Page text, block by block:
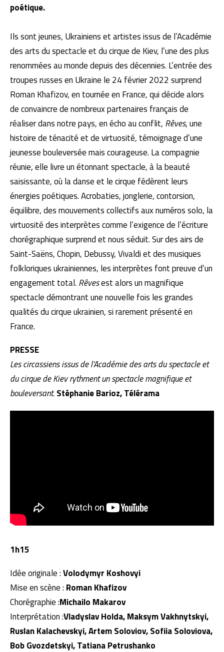
poétique.
Ils sont jeunes, Ukrainiens et artistes issus de l’Académie
des arts du spectacle et du cirque de Kiev, l’une des plus
renommées au monde depuis des décennies. L’entrée des
troupes russes en Ukraine le 24 février 2022 surprend
Roman Khafizov, en tournée en France, qui décide alors
de convaincre de nombreux partenaires français de
réaliser dans notre pays, en écho au conflit, Rêves, une
histoire de ténacité et de virtuosité, témoignage d’une
jeunesse bouleversée mais courageuse. La compagnie
réunie, elle livre un étonnant spectacle, à la beauté
saisissante, où la danse et le cirque fédèrent leurs
énergies poétiques. Acrobaties, jonglerie, contorsion,
équilibre, des mouvements collectifs aux numéros solo, la
virtuosité des interprètes comme l’exigence de l’écriture
chorégraphique surprend et nous séduit. Sur des airs de
Saint-Saëns, Chopin, Debussy, Vivaldi et des musiques
folkloriques ukrainiennes, les interprètes font preuve d’un
engagement total. Rêvesest alors un magnifique
spectacle démontrant une nouvelle fois les grandes
qualités du cirque ukrainien, si rarement présenté en
France.
PRESSE
Les circassiens issus de l’Académie des arts du spectacle et
du cirque de Kiev rythment un spectacle magnifique et
bouleversant.Stéphanie Barioz, Télérama
1h15
Idée originale :Volodymyr Koshovyi
Mise en scène : Roman Khafizov
Chorégraphie :Michailo Makarov
Interprétation :Vladyslav Holda, Maksym Vakhnytskyi,
Ruslan Kalachevskyi, Artem Soloviov, Sofiia Soloviova,
Bob Gvozdetskyi, Tatiana Petrushanko